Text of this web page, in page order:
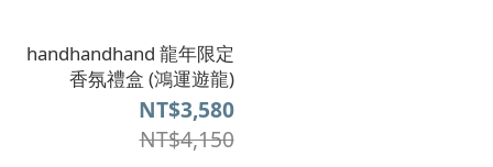
handhandhand 龍年限定
香氛禮盒 (鴻運遊龍)
NT$3,580
NT$4,150